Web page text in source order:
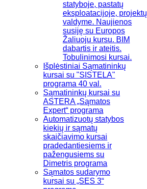
statyboje, pastatų
eksploatacijoje, projektų
valdyme. Naujienos
susiję su Europos
Žaliuoju kursu. BIM
dabartis ir ateitis.
Tobulinimosi kursai.
Išplėstiniai Sąmatininkų
kursai su "SISTELA"
programa 40 val.
Sąmatininkų kursai su
ASTERA „Sąmatos
Expert“ programa
Automatizuotų statybos
kiekių ir sąmatų
skaičiavimo kursai
pradedantiesiems ir
pažengusiems su
Dimetris programa
Sąmatos sudarymo
kursai su „SES 3“